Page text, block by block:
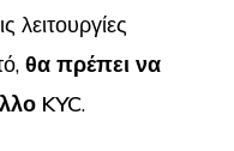
λειτουργίες
θα πρέπει να
KYC.